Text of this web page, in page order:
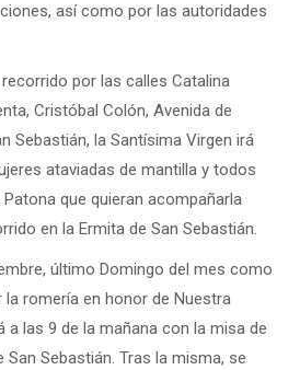
así como por las autoridades
por las calles Catalina
Cristóbal Colón, Avenida de
Sebastián, la Santísima Virgen irá
ataviadas de mantilla y todos
que quieran acompañarla
en la Ermita de San Sebastián.
último Domingo del mes como
la romería en honor de Nuestra
a las 9 de la mañana con la misa de
Sebastián. Tras la misma, se